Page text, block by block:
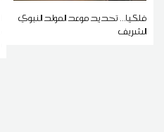
فلكيا... تحديد موعد المولد النبوي
الشريف